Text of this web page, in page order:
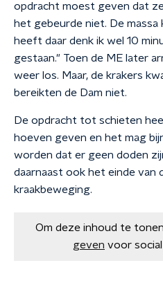
opdracht moest geven dat
het gebeurde niet. De
heeft daar denk ik wel 10
gestaan." Toen de ME later
weer los. Maar, de krakers
bereikten de Dam niet.
De opdracht tot schieten
hoeven geven en het mag
worden dat er geen doden
daarnaast ook het einde van
kraakbeweging.
Om deze inhoud te
geven voor